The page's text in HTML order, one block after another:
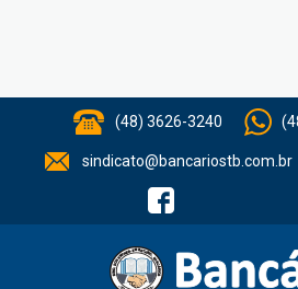
(48) 3626-3240
sindicato@bancariostb.com.br